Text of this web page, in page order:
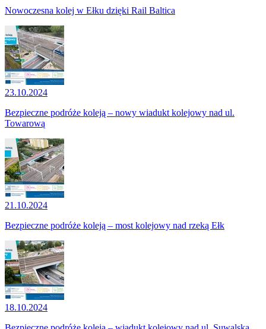
Nowoczesna kolej w Ełku dzięki Rail Baltica
23.10.2024
Bezpieczne podróże koleją – nowy wiadukt kolejowy nad ul.
Towarową
21.10.2024
Bezpieczne podróże koleją – most kolejowy nad rzeką Ełk
18.10.2024